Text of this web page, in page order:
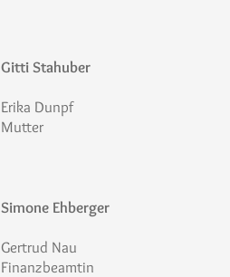
Gitti Stahuber
Erika Dunpf
Mutter
Simone Ehberger
Gertrud Nau
Finanzbeamtin